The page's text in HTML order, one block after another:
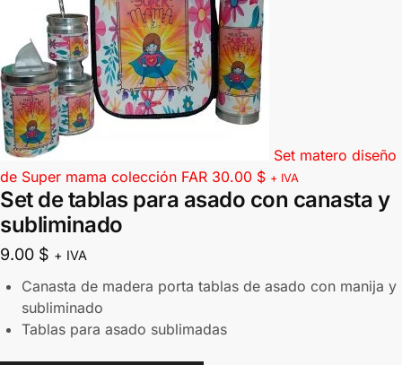
Set matero diseño
de Super mama colección FAR 30.00 $ + IVA
Set de tablas para asado con canasta y
subliminado
9.00 $ + IVA
Canasta de madera porta tablas de asado con manija y
subliminado
Tablas para asado sublimadas